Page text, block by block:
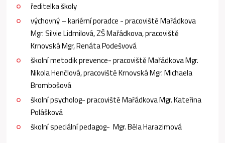
ředitelka školy
výchovný – kariérní poradce - pracoviště Mařádkova
Mgr. Silvie Lidmilová, ZŠ Mařádkova, pracoviště
Krnovská Mgr, Renáta Podešvová
školní metodik prevence- pracoviště Mařádkova Mgr.
Nikola Henčlová, pracoviště Krnovská Mgr. Michaela
Brombošová
školní psycholog- pracoviště Mařádkova Mgr. Kateřina
Polášková
školní speciální pedagog- Mgr. Běla Harazimová